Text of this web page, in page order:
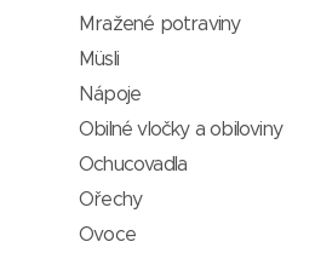
Mražené potraviny
Müsli
Nápoje
Obilné vločky a obiloviny
Ochucovadla
Ořechy
Ovoce